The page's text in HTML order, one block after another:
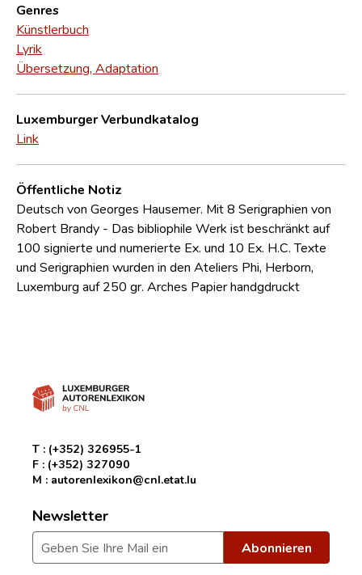
Genres
Künstlerbuch
Lyrik
Übersetzung, Adaptation
Luxemburger Verbundkatalog
Link
Öffentliche Notiz
Deutsch von Georges Hausemer. Mit 8 Serigraphien von
Robert Brandy - Das bibliophile Werk ist beschränkt auf
100 signierte und numerierte Ex. und 10 Ex. H.C. Texte
und Serigraphien wurden in den Ateliers Phi, Herborn,
Luxemburg auf 250 gr. Arches Papier handgdruckt
T : (+352) 326955-1
F : (+352) 327090
M : autorenlexikon@cnl.etat.lu
Newsletter